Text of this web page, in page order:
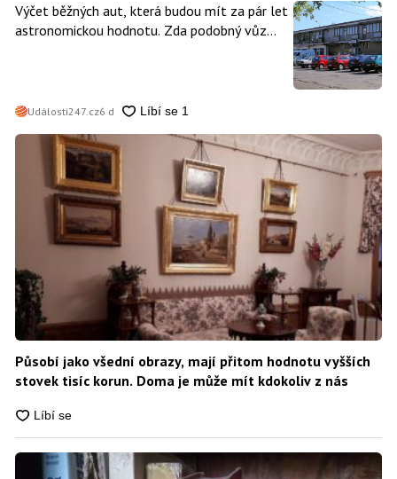
Výčet běžných aut, která budou mít za pár let
astronomickou hodnotu. Zda podobný vůz
Události247.cz6 d
Působí jako všední obrazy, mají přitom hodnotu vyšších
stovek tisíc korun. Doma je může mít kdokoliv z nás